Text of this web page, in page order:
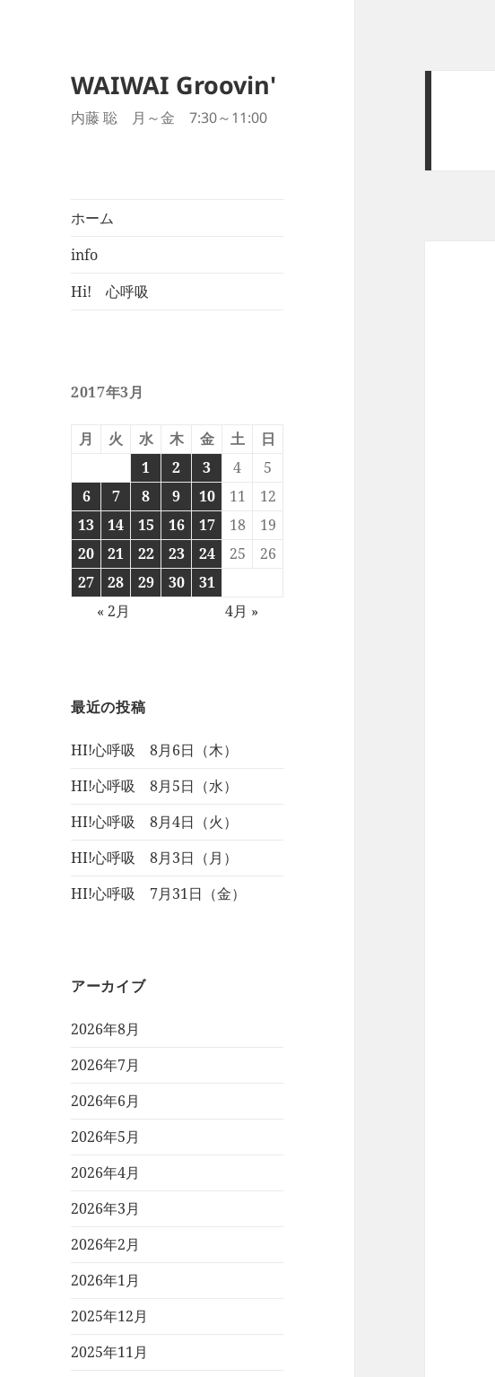
WAIWAI Groovin'
内藤 聡 月～金 7:30～11:00
ホーム
info
Hi! 心呼吸
2017年3月
月 火 水 木 金 土
日
1
2 3 4
5
6
7 8 9 10 11
12
13
14 15 16 17 18
19
20
21 22 23 24 25
26
27
28 29 30
31
« 2月
4月 »
最近の投稿
HI!心呼吸 8月6日（木）
HI!心呼吸 8月5日（水）
HI!心呼吸 8月4日（火）
HI!心呼吸 8月3日（月）
HI!心呼吸 7月31日（金）
アーカイブ
2026年8月
2026年7月
2026年6月
2026年5月
2026年4月
2026年3月
2026年2月
2026年1月
2025年12月
2025年11月